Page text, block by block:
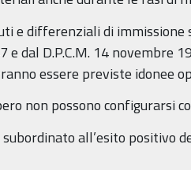
e differenziali di immissione
dal D.P.C.M. 14 novembre
essere previste idonee
non possono configurarsi
all’esito positivo